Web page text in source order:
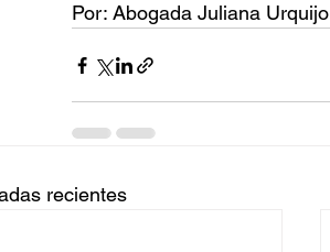
Por: Abogada Juliana Urquijo
recientes